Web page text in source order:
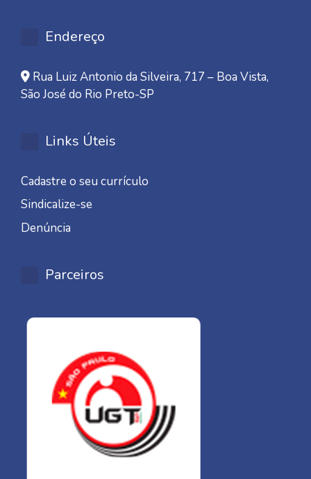
Endereço
Rua Luiz Antonio da Silveira, 717 – Boa Vista,
São José do Rio Preto-SP
Links Úteis
Cadastre o seu currículo
Sindicalize-se
Denúncia
Parceiros